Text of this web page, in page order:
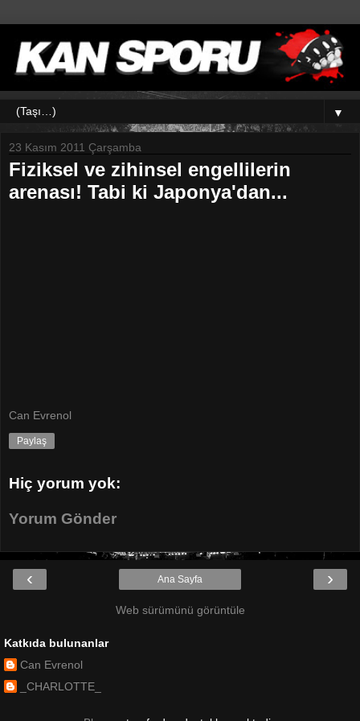
▼
23 Kasım 2011 Çarşamba
Fiziksel ve zihinsel engellilerin
arenası! Tabi ki Japonya'dan...
Can Evrenol
Paylaş
Hiç yorum yok:
Yorum Gönder
‹ ›
Ana Sayfa
Web sürümünü görüntüle
Katkıda bulunanlar
Can Evrenol
_CHARLOTTE_